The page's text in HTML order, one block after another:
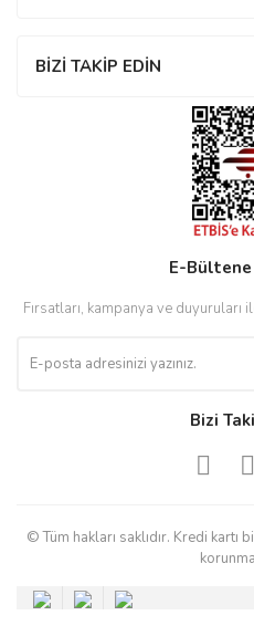
BİZİ TAKİP EDİN
E-Bültene
Fırsatları, kampanya ve
Bizi
© Tüm hakları saklıdır. Kredi